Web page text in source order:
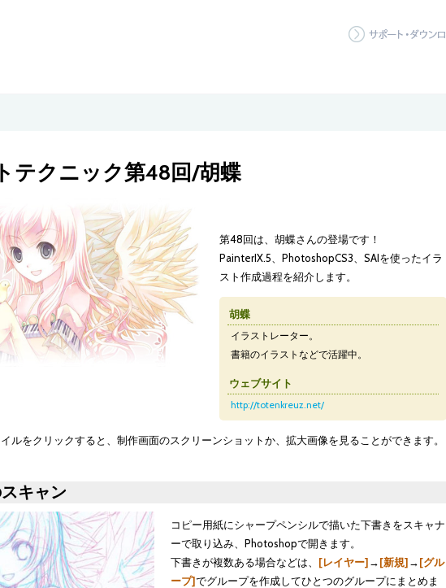
テクニック第48回/胡蝶
第48回は、胡蝶さんの登場です！
PainterIX.5、PhotoshopCS3、SAIを使ったイラ
スト作成過程を紹介します。
胡蝶
イラストレーター。
書籍のイラストなどで活躍中。
ウェブサイト
http://totenkreuz.net/
ルをクリックすると、制作画面のスクリーンショットか、拡大画像を見ることができます。
キャン
コピー用紙にシャープペンシルで描いた下書きをスキャナ
ーで取り込み、Photoshopで開きます。
下書きが複数ある場合などは、 [レイヤー]→[新規]→[グル
ープ]でグループを作成してひとつのグループにまとめま